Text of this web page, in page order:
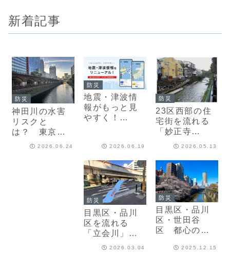
新着記事
防災
神田川の水害
リスクと
は？ 東京を
代表する都市
2026.06.24
防災
地震・津波情
報がもっと見
やすく！
リニューアル
2026.06.19
防災
23区西部の住
宅街を流れる
「妙正寺
イント【防災
士まこぴ解
説】
2026.05.13
防災
目黒区・品川
区を流れる
「立会川」。
ほぼ見えない
2026.03.04
防災
目黒区・品川
区・世田谷
区 都心の人
黒川」と支流
2025.12.15